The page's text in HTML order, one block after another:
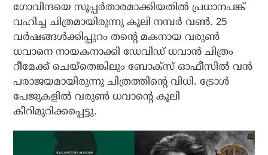
ഗോവിന്ദയെ സൂപ്പര്‍താരമാക്കിയതില്‍ പ്രധാനപങ്ക്
വഹിച്ച ചിത്രമായിരുന്നു കൂലി നമ്പര്‍ വണ്‍. 25
വര്‍ഷങ്ങള്‍ക്കിപ്പുറം തന്റെ മകനായ വരുണ്‍
ധവാനെ നായകനാക്കി ഡേവിഡ് ധവാന്‍ ചിത്രം
റീമേക്ക് ചെയ്‌തെങ്കിലും ബോക്‌സ് ഓഫീസില്‍ വന്‍
പരാജയമായിരുന്നു ചിത്രത്തിന്റെ വിധി. ട്രോള്‍
പേജുകളില്‍ വരുണ്‍ ധവാന്റെ കൂലി
കീറിമുറിക്കപ്പെട്ടു.